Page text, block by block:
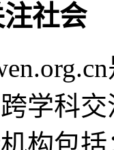
社会
学科